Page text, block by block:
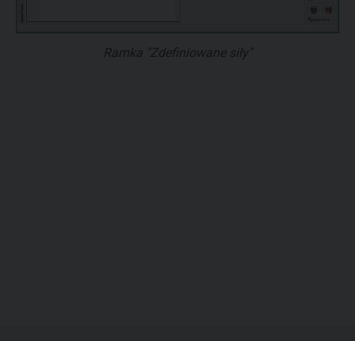
Ramka "Zdefiniowane siły"